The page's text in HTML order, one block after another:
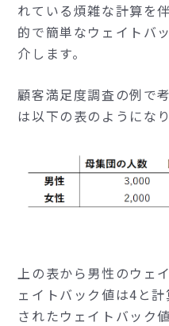
れている煩雑な計算を
的で簡単なウェイトバ
介します。
顧客満足度調査の例で
は以下の表のようになり
上の表から男性のウェ
ェイトバック値は4と
されたウェイトバック